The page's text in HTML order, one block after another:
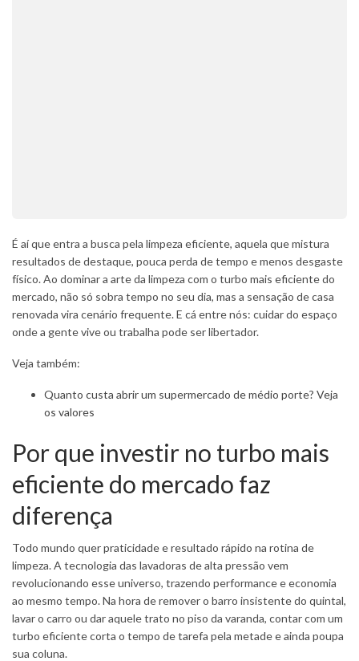
É aí que entra a busca pela limpeza eficiente, aquela que mistura
resultados de destaque, pouca perda de tempo e menos desgaste
físico. Ao dominar a arte da limpeza com o turbo mais eficiente do
mercado, não só sobra tempo no seu dia, mas a sensação de casa
renovada vira cenário frequente. E cá entre nós: cuidar do espaço
onde a gente vive ou trabalha pode ser libertador.
Veja também:
Quanto custa abrir um supermercado de médio porte? Veja
os valores
Por que investir no turbo mais
eficiente do mercado faz
diferença
Todo mundo quer praticidade e resultado rápido na rotina de
limpeza. A tecnologia das lavadoras de alta pressão vem
revolucionando esse universo, trazendo performance e economia
ao mesmo tempo. Na hora de remover o barro insistente do quintal,
lavar o carro ou dar aquele trato no piso da varanda, contar com um
turbo eficiente corta o tempo de tarefa pela metade e ainda poupa
sua coluna.